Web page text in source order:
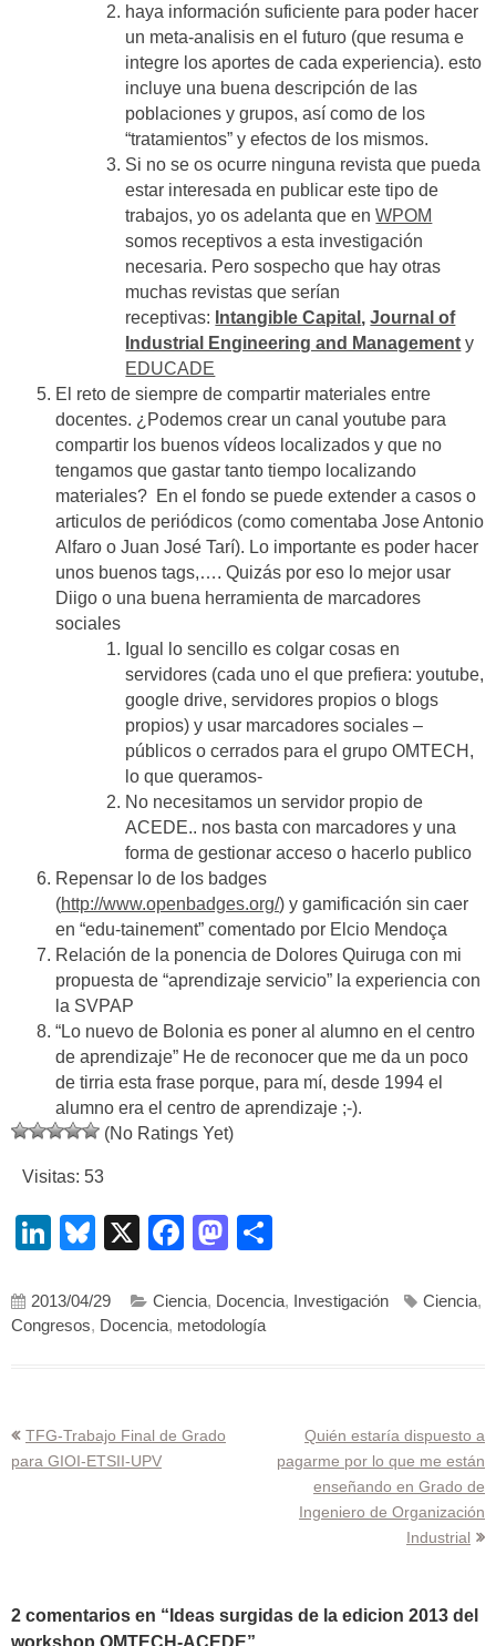
haya información suficiente para poder hacer
un meta-analisis en el futuro (que resuma e
integre los aportes de cada experiencia). esto
incluye una buena descripción de las
poblaciones y grupos, así como de los
“tratamientos” y efectos de los mismos.
Si no se os ocurre ninguna revista que pueda
estar interesada en publicar este tipo de
trabajos, yo os adelanta que enWPOM
somos receptivos a esta investigación
necesaria. Pero sospecho que hay otras
muchas revistas que serían
receptivas: Intangible Capital ,Journal of
Industrial Engineering and Management y
EDUCADE
El reto de siempre de compartir materiales entre
docentes. ¿Podemos crear un canal youtube para
compartir los buenos vídeos localizados y que no
tengamos que gastar tanto tiempo localizando
materiales? En el fondo se puede extender a casos o
articulos de periódicos (como comentaba Jose Antonio
Alfaro o Juan José Tarí). Lo importante es poder hacer
unos buenos tags,…. Quizás por eso lo mejor usar
Diigo o una buena herramienta de marcadores
sociales
Igual lo sencillo es colgar cosas en
servidores (cada uno el que prefiera: youtube,
google drive, servidores propios o blogs
propios) y usar marcadores sociales –
públicos o cerrados para el grupo OMTECH,
lo que queramos-
No necesitamos un servidor propio de
ACEDE.. nos basta con marcadores y una
forma de gestionar acceso o hacerlo publico
Repensar lo de los badges
(http://www.openbadges.org/) y gamificación sin caer
en “edu-tainement” comentado por Elcio Mendoça
Relación de la ponencia de Dolores Quiruga con mi
propuesta de “aprendizaje servicio” la experiencia con
la SVPAP
“Lo nuevo de Bolonia es poner al alumno en el centro
de aprendizaje” He de reconocer que me da un poco
de tirria esta frase porque, para mí, desde 1994 el
alumno era el centro de aprendizaje ;-).
(No Ratings Yet)
Visitas: 53
LinkedIn
Bluesky
X Facebook
Mastodon
2013/04/29 Ciencia, Docencia, Investigación Ciencia,
Congresos, Docencia, metodología
Navegación
de
TFG-Trabajo Final de Grado
para GIOI-ETSII-UPV
Quién estaría dispuesto a
pagarme por lo que me están
enseñando en Grado de
Ingeniero de Organización
Industrial
2 comentarios en “ Ideas surgidas de la edicion 2013 del